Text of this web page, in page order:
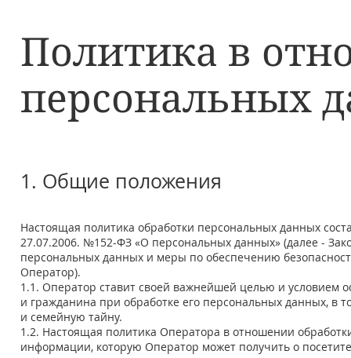
Политика в
персональных
1. Общие положения
Настоящая политика обработки персональных данных
27.07.2006. №152-ФЗ «О персональных данных» (далее -
персональных данных и меры по обеспечению
Оператор).
1.1. Оператор ставит своей важнейшей целью и условием
и гражданина при обработке его персональных данных,
и семейную тайну.
1.2. Настоящая политика Оператора в отношении
информации, которую Оператор может получить о